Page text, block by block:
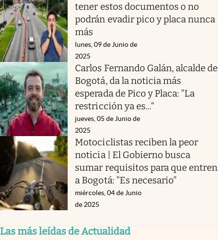
tener estos documentos o no
podrán evadir pico y placa nunca
más
lunes, 09 de Junio de
2025
Carlos Fernando Galán, alcalde de
Bogotá, da la noticia más
esperada de Pico y Placa: "La
restricción ya es..."
jueves, 05 de Junio de
2025
Motociclistas reciben la peor
noticia | El Gobierno busca
sumar requisitos para que entren
a Bogotá: "Es necesario"
miércoles, 04 de Junio
de 2025
Las más leídas de Actualidad